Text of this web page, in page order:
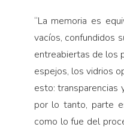
“La memoria es
vacíos, confundidos
entreabiertas de los
espejos, los vidrios
esto: transparencias
por lo tanto, parte
como lo fue del